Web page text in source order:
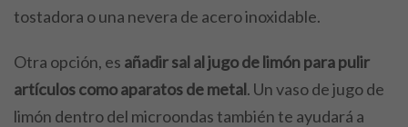
tostadora o una nevera de acero inoxidable.
Otra opción, es añadir sal al jugo de limón para pulir
artículos como aparatos de metal. Un vaso de jugo de
limón dentro del microondas también te ayudará a